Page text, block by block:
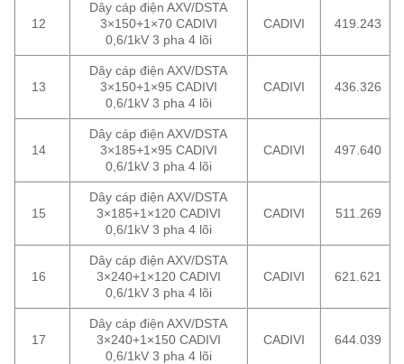
12
Dây cáp điện AXV/DSTA
3×150+1×70 CADIVI
0,6/1kV 3 pha 4 lõi
CADIVI 419.243
13
Dây cáp điện AXV/DSTA
3×150+1×95 CADIVI
0,6/1kV 3 pha 4 lõi
CADIVI 436.326
14
Dây cáp điện AXV/DSTA
3×185+1×95 CADIVI
0,6/1kV 3 pha 4 lõi
CADIVI 497.640
15
Dây cáp điện AXV/DSTA
3×185+1×120 CADIVI
0,6/1kV 3 pha 4 lõi
CADIVI 511.269
16
Dây cáp điện AXV/DSTA
3×240+1×120 CADIVI
0,6/1kV 3 pha 4 lõi
CADIVI 621.621
17
Dây cáp điện AXV/DSTA
3×240+1×150 CADIVI
0,6/1kV 3 pha 4 lõi
CADIVI 644.039